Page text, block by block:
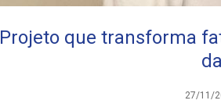
Projeto que transforma
27/11/